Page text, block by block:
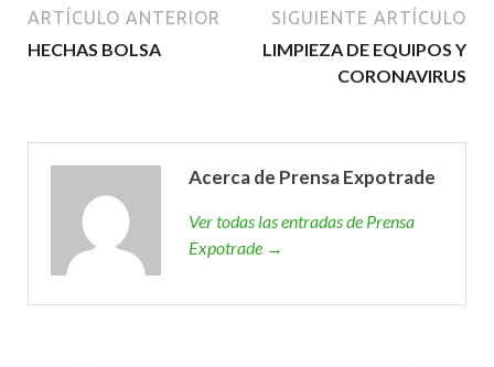
ARTÍCULO ANTERIOR
HECHAS BOLSA
SIGUIENTE ARTÍCULO
LIMPIEZA DE EQUIPOS Y
CORONAVIRUS
Acerca de Prensa Expotrade
Ver todas las entradas de Prensa
Expotrade →